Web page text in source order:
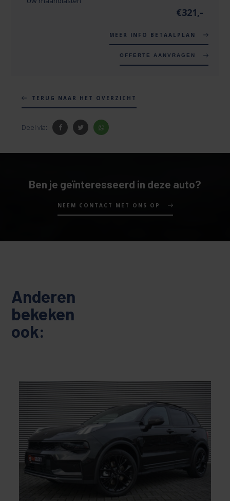
€321,-
MEER INFO BETAALPLAN
OFFERTE AANVRAGEN
TERUG NAAR HET OVERZICHT
Deel via:
Ben je geïnteresseerd in deze auto?
NEEM CONTACT MET ONS OP
Anderen
bekeken
ook: